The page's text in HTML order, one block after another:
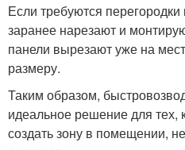
Если требуются
заранее нарезают и
панели вырезают уже на
размеру.
Таким образом,
идеальное решение для тех,
создать зону в помещении,